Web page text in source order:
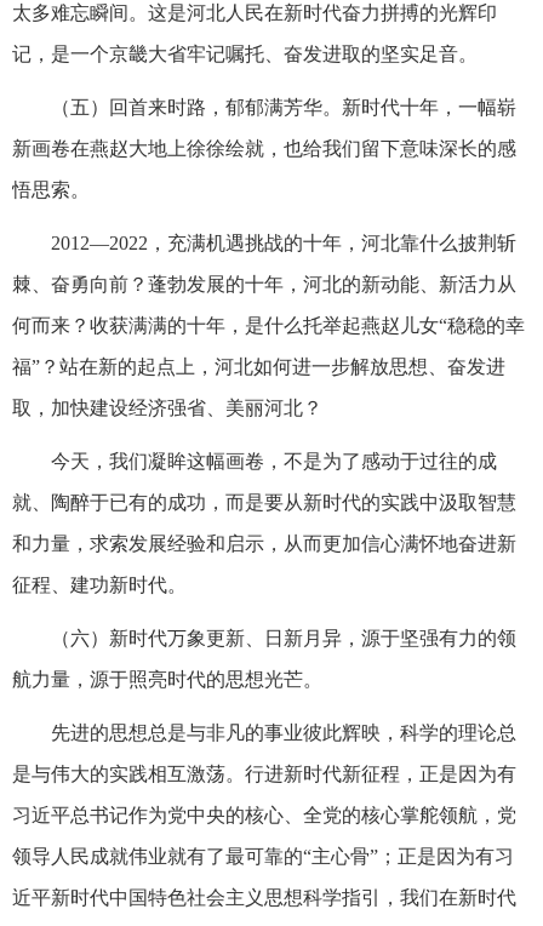
太多难忘瞬间。这是河北人民在新时代奋力拼搏的光辉印
记，是一个京畿大省牢记嘱托、奋发进取的坚实足音。
（五）回首来时路，郁郁满芳华。新时代十年，一幅崭
新画卷在燕赵大地上徐徐绘就，也给我们留下意味深长的感
悟思索。
2012—2022，充满机遇挑战的十年，河北靠什么披荆斩
棘、奋勇向前？蓬勃发展的十年，河北的新动能、新活力从
何而来？收获满满的十年，是什么托举起燕赵儿女“稳稳的幸
福”？站在新的起点上，河北如何进一步解放思想、奋发进
取，加快建设经济强省、美丽河北？
今天，我们凝眸这幅画卷，不是为了感动于过往的成
就、陶醉于已有的成功，而是要从新时代的实践中汲取智慧
和力量，求索发展经验和启示，从而更加信心满怀地奋进新
征程、建功新时代。
（六）新时代万象更新、日新月异，源于坚强有力的领
航力量，源于照亮时代的思想光芒。
先进的思想总是与非凡的事业彼此辉映，科学的理论总
是与伟大的实践相互激荡。行进新时代新征程，正是因为有
习近平总书记作为党中央的核心、全党的核心掌舵领航，党
领导人民成就伟业就有了最可靠的“主心骨”；正是因为有习
近平新时代中国特色社会主义思想科学指引，我们在新时代